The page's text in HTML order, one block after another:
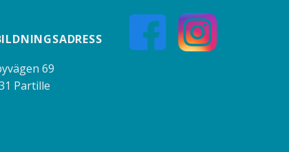
69
Partille